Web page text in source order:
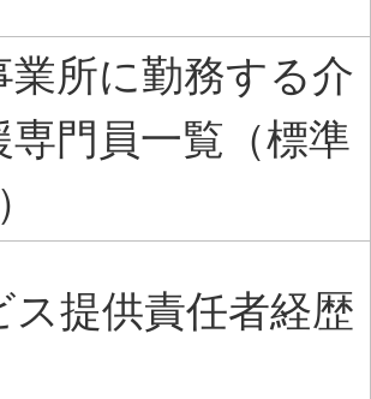
業所に勤務する介
専門員一覧（標準
ス提供責任者経歴